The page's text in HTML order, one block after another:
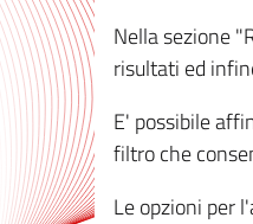
Nella sezione
risultati ed
E' possibile
filtro che
Le opzioni per